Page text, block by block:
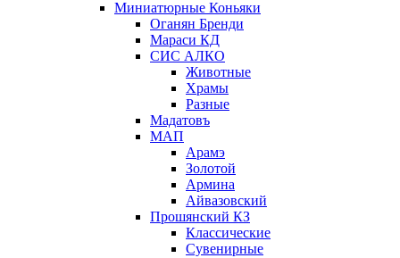
Миниатюрные Коньяки
Оганян Бренди
Мараси КД
СИС АЛКО
Животные
Храмы
Разные
Мадатовъ
МАП
Арамэ
Золотой
Армина
Айвазовский
Прошянский КЗ
Классические
Сувенирные